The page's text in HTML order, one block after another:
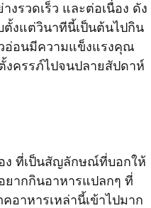
งรวดเร็ว และต่อเนื่อง ดัง
งแต่วินาทีนี้เป็นต้นไปกิน
อ่อนมีความแข็งแรงคุณ
งครรภ์ไปจนปลายสัปดาห์
ง ที่เป็นสัญลักษณ์ที่บอกให้
ากกินอาหารแปลกๆ ที่
อาหารเหล่านี้เข้าไปมาก